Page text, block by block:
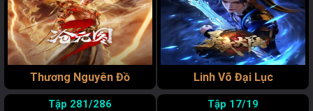
Thương Nguyên Đồ Linh Võ Đại Lục
281/286 17/19